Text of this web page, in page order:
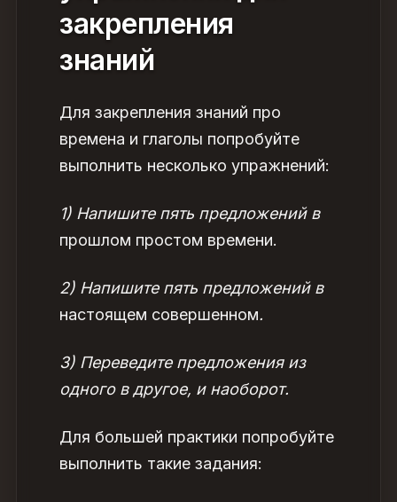
закрепления
знаний
Для закрепления знаний про
времена и глаголы попробуйте
выполнить несколько упражнений:
1) Напишите пять предложений в
прошлом простом времени.
2) Напишите пять предложений в
настоящем совершенном.
3) Переведите предложения из
одного в другое, и наоборот.
Для большей практики попробуйте
выполнить такие задания: